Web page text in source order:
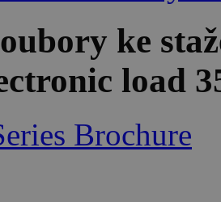
ke
load
Brochure